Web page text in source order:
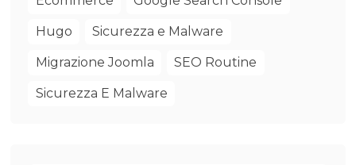
Hugo Sicurezza e Malware
Migrazione Joomla SEO Routine
Sicurezza E Malware